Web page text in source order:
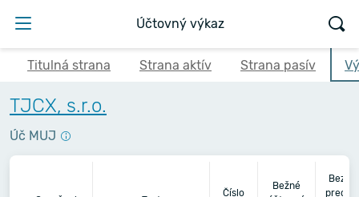
Účtovný výkaz
Titulná strana Strana aktív Strana pasív
TJCX, s.r.o.
Úč MUJ
Číslo
Bežné